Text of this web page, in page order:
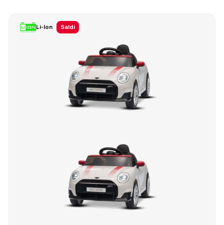
Li-Ion Saldi